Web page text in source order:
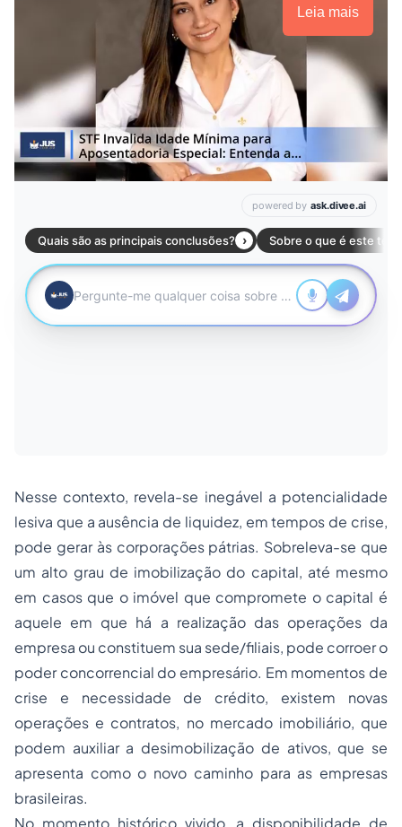
Leia mais
Nesse contexto, revela-se inegável a potencialidade
lesiva que a ausência de liquidez, em tempos de crise,
pode gerar às corporações pátrias. Sobreleva-se que
um alto grau de imobilização do capital, até mesmo
em casos que o imóvel que compromete o capital é
aquele em que há a realização das operações da
empresa ou constituem sua sede/filiais, pode corroer o
poder concorrencial do empresário. Em momentos de
crise e necessidade de crédito, existem novas
operações e contratos, no mercado imobiliário, que
podem auxiliar a desimobilização de ativos, que se
apresenta como o novo caminho para as empresas
brasileiras.